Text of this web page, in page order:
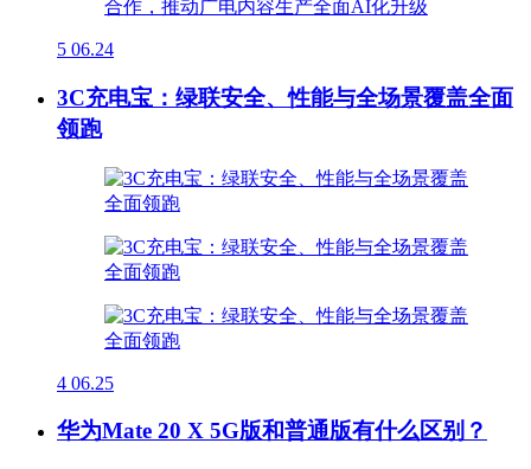
5 06.24
3C充电宝：绿联安全、性能与全场景覆盖全面
领跑
4 06.25
华为Mate 20 X 5G版和普通版有什么区别？